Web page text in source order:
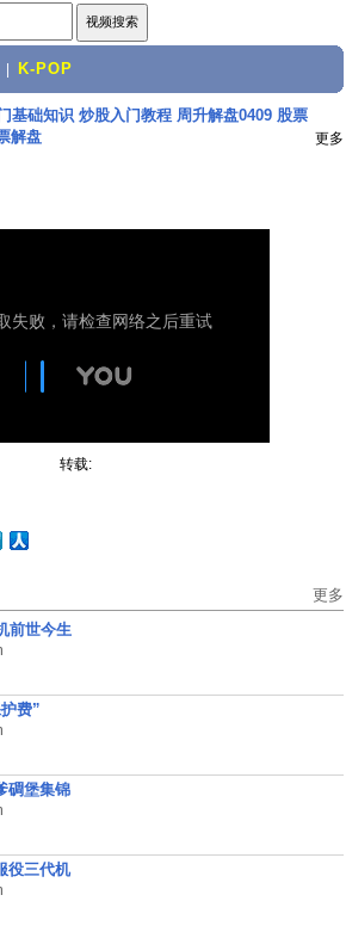
K-POP
基础知识 炒股入门教程 周升解盘0409 股票
解盘
更多
转载:
更多
前世今生
费”
碉堡集锦
役三代机